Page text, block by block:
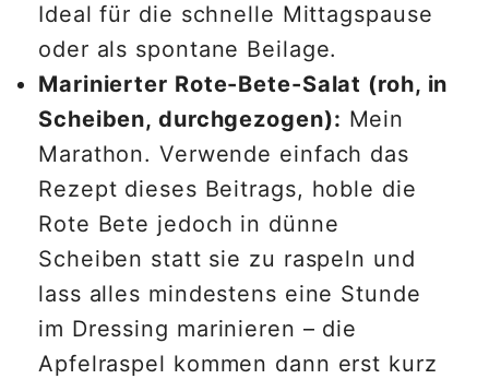
Ideal für die schnelle Mittagspause
oder als spontane Beilage.
Marinierter Rote-Bete-Salat (roh, in
Scheiben, durchgezogen): Mein
Marathon. Verwende einfach das
Rezept dieses Beitrags, hoble die
Rote Bete jedoch in dünne
Scheiben statt sie zu raspeln und
lass alles mindestens eine Stunde
im Dressing marinieren – die
Apfelraspel kommen dann erst kurz